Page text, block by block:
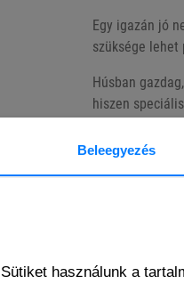
Beleegyezés
Sütiket használunk a
Egy igazán jó
szüksége lehet
Húsban
hiszen
A fehérje-és
válogathatsz,
Akár felnőtt